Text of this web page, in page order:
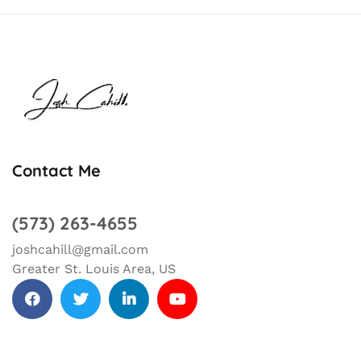
Contact Me
(573) 263-4655
joshcahill@gmail.com
Greater St. Louis Area, US